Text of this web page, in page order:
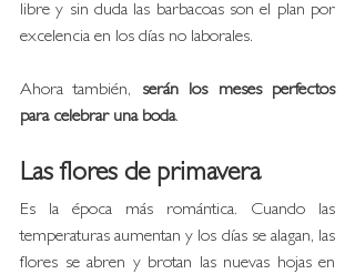
libre y sin duda las barbacoas son el plan por
excelencia en los días no laborales.
Ahora también, serán los meses perfectos
para celebrar una boda.
Las flores de primavera
Es la época más romántica. Cuando las
temperaturas aumentan y los días se alagan, las
flores se abren y brotan las nuevas hojas en